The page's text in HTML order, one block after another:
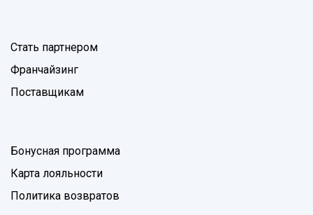
Стать партнером
Франчайзинг
Поставщикам
Бонусная программа
Карта лояльности
Политика возвратов